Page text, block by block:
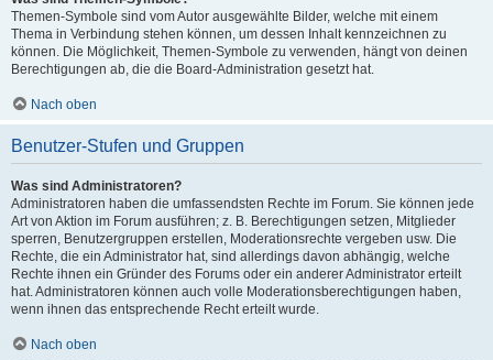
Themen-Symbole sind vom Autor ausgewählte Bilder, welche mit einem
Thema in Verbindung stehen können, um dessen Inhalt kennzeichnen zu
können. Die Möglichkeit, Themen-Symbole zu verwenden, hängt von deinen
Berechtigungen ab, die die Board-Administration gesetzt hat.
Nach oben
Benutzer-Stufen und Gruppen
Was sind Administratoren?
Administratoren haben die umfassendsten Rechte im Forum. Sie können jede
Art von Aktion im Forum ausführen; z. B. Berechtigungen setzen, Mitglieder
sperren, Benutzergruppen erstellen, Moderationsrechte vergeben usw. Die
Rechte, die ein Administrator hat, sind allerdings davon abhängig, welche
Rechte ihnen ein Gründer des Forums oder ein anderer Administrator erteilt
hat. Administratoren können auch volle Moderationsberechtigungen haben,
wenn ihnen das entsprechende Recht erteilt wurde.
Nach oben